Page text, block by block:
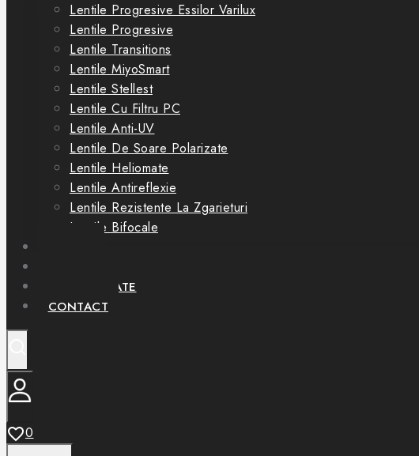
Lentile Progresive Essilor Varilux
Lentile Progresive
Lentile Transitions
Lentile MiyoSmart
Lentile Stellest
Lentile Cu Filtru PC
Lentile Anti-UV
Lentile De Soare Polarizate
Lentile Heliomate
Lentile Antireflexie
Lentile Rezistente La Zgarieturi
Lentile Bifocale
PARTENERIATE
CONTACT
0